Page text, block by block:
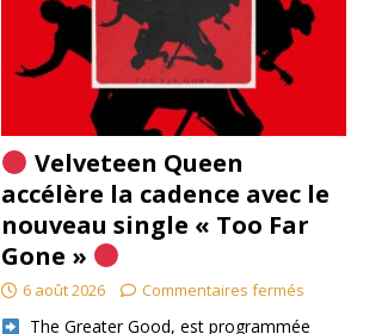
Velveteen Queen
accélère la cadence avec le
nouveau single « Too Far
Gone »
6 août 2026 Commentaires fermés
​ The Greater Good, est programmée